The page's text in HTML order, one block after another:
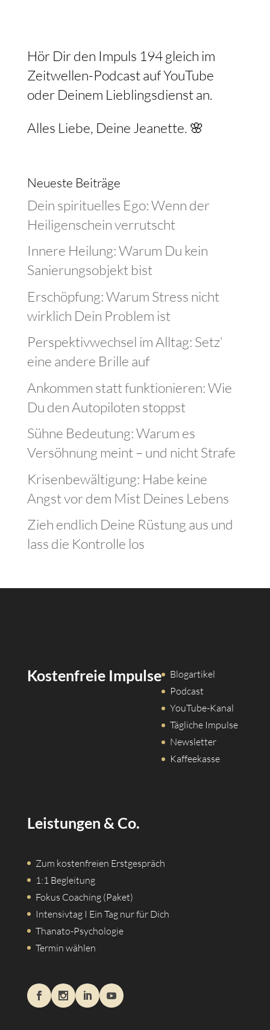
Hör Dir den Impuls 194 gleich im
Zeitwellen-Podcast auf YouTube
oder Deinem Lieblingsdienst an.
Alles Liebe, Deine Jeanette. 🌸
Neueste Beiträge
Dein spirituelles Ego: Wenn der
Heiligenschein verrutscht
Innere Heilung: Warum Du kein
Sanierungsobjekt bist
Erschöpfung: Warum Stress nicht
wirklich Dein Problem ist
Perspektivwechsel im Alltag: Setz‘
eine andere Brille auf
Ankommen statt funktionieren: Wie
Du den Autopiloten stoppst
Sühne Bedeutung: Warum es
Versöhnung meint – und nicht Strafe
Krisenbewältigung: Habe keine
Angst vor dem Mist Deines Lebens
Zieh endlich Deine Rüstung aus und
lass die Kontrolle los
Kostenfreie Impulse
Blogartikel
Podcast
YouTube-Kanal
Tägliche Impulse
Newsletter
Kaffeekasse
Leistungen & Co.
Zum kostenfreien Erstgespräch
1:1 Begleitung
Fokus Coaching (Paket)
Intensivtag I Ein Tag nur für Dich
Thanato-Psychologie
Termin wählen